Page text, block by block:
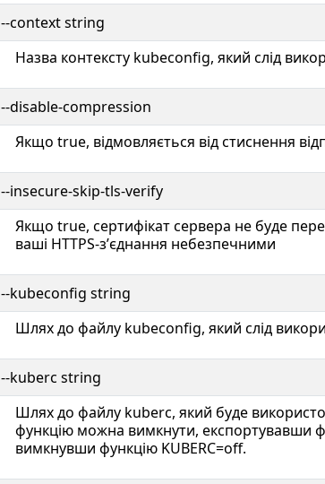
--context string
Назва контексту kubeconfig, який слід
--disable-compression
Якщо true, відмовляється від стиснення
--insecure-skip-tls-verify
Якщо true, сертифікат сервера не буде
ваші HTTPS-зʼєднання небезпечними
--kubeconfig string
Шлях до файлу kubeconfig, який слід
--kuberc string
Шлях до файлу kuberc, який буде
функцію можна вимкнути, експортувавши
вимкнувши функцію KUBERC=off.